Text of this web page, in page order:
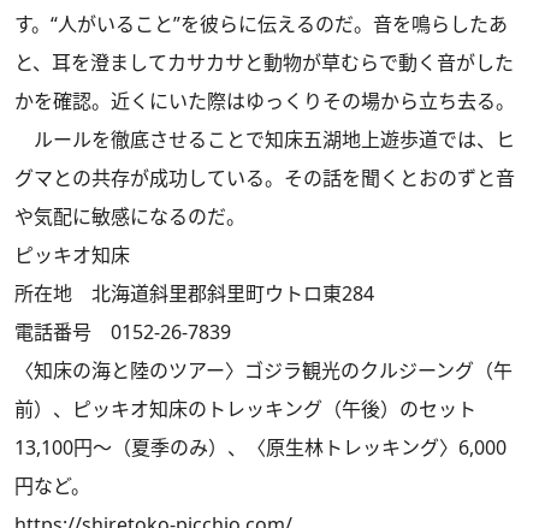
す。“人がいること”を彼らに伝えるのだ。音を鳴らしたあ
と、耳を澄ましてカサカサと動物が草むらで動く音がした
かを確認。近くにいた際はゆっくりその場から立ち去る。
ルールを徹底させることで知床五湖地上遊歩道では、ヒ
グマとの共存が成功している。その話を聞くとおのずと音
や気配に敏感になるのだ。
ピッキオ知床
所在地 北海道斜里郡斜里町ウトロ東284
電話番号 0152-26-7839
〈知床の海と陸のツアー〉ゴジラ観光のクルジーング（午
前）、ピッキオ知床のトレッキング（午後）のセット
13,100円～（夏季のみ）、〈原生林トレッキング〉6,000
円など。